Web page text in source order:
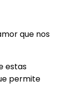
que nos
estas
permite